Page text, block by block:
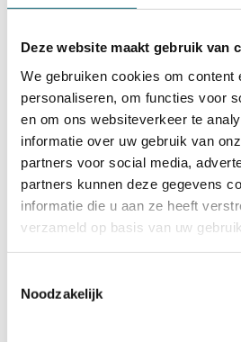
Deze website maakt gebruik van
We gebruiken cookies om content
personaliseren, om functies voor
en om ons websiteverkeer te
informatie over uw gebruik van
partners voor social media,
partners kunnen deze gegevens
informatie die u aan ze heeft
verzameld op basis van uw
Noodzakelijk
25-EL
Uitverkocht
Camper- &
tegen een goede
Op zoek naar een camper
ben je aan het juiste adres. Je
inbraakwerende kluizenin
dieven op de loer liggen.
zonde zijn als dieven